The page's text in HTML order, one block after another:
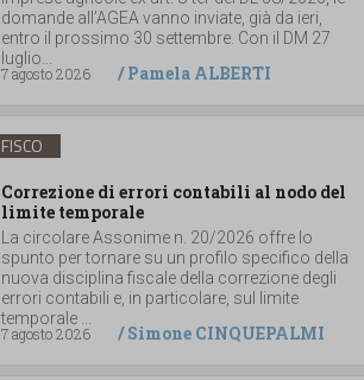
domande all’AGEA vanno inviate, già da ieri,
entro il prossimo 30 settembre. Con il DM 27
luglio...
7 agosto 2026
/Pamela ALBERTI
FISCO
Correzione di errori contabili al nodo del
limite temporale
La circolare Assonime n. 20/2026 offre lo
spunto per tornare su un profilo specifico della
nuova disciplina fiscale della correzione degli
errori contabili e, in particolare, sul limite
temporale ...
7 agosto 2026
/Simone CINQUEPALMI